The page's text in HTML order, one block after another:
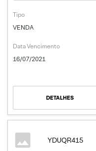
Tipo
VENDA
Data Vencimento
16/07/2021
DETALHES
YDUQR415